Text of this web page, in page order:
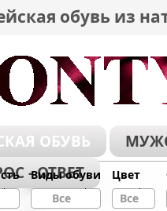
обувь из
ОБУВЬ
- ОТВЕТ
Виды обуви
Все
Цвет
Все